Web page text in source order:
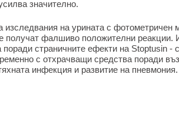
значително.
изследвания на урината с фотометричен
получат фалшиво положителни реакции.
поради страничните ефекти на Stoptusin -
с отхрачващи средства поради
инфекция и развитие на пневмония.